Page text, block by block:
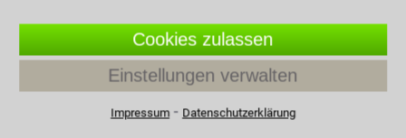
bei Cyberattacken?
Cyberkriminelle nutzen immer raffiniertere Methoden
wie Phishing, Smishing, Pharming oder Skimming, um
sich Zugang zu Bankkonten zu verschaffen und hohe
finanzielle Schäden zu verursachen. Grundsätzlich
Cookies zulassen
Einstellungen verwalten
Impressum⁃ Datenschutzerklärung